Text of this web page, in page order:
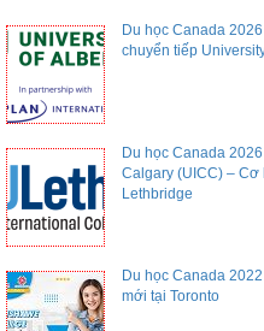
Du học Canada
chuyển tiếp
Du học Canada
Calgary (UICC) – Cơ
Lethbridge
Du học Canada
mới tại Toronto